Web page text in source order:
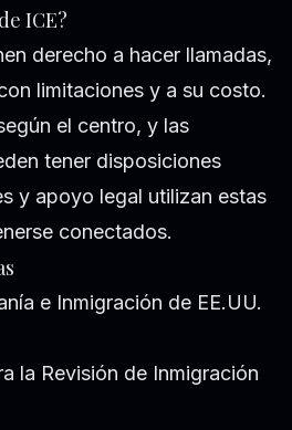
ICE?
derecho a hacer llamadas,
limitaciones y a su costo.
el centro, y las
tener disposiciones
y apoyo legal utilizan estas
conectados.
e Inmigración de EE.UU.
la Revisión de Inmigración